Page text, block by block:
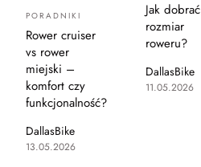
PORADNIKI
Rower cruiser
vs rower
miejski –
komfort czy
funkcjonalność?
DallasBike
13.05.2026
Jak dobrać
rozmiar
roweru?
DallasBike
11.05.2026